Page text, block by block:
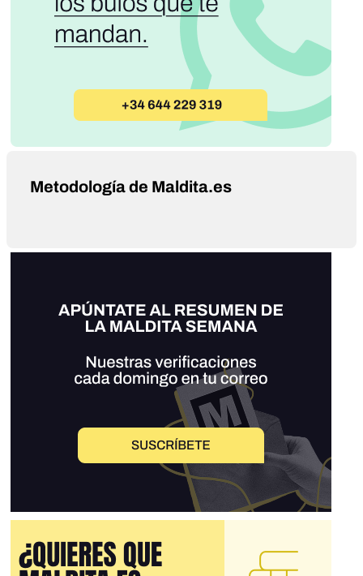
Metodología de Maldita.es